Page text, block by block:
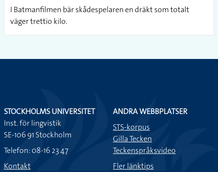
I Batmanfilmen bär skådespelaren en dräkt som totalt
väger trettio kilo.
STOCKHOLMS UNIVERSITET
Inst. för lingvistik
SE-106 91 Stockholm
Telefon: 08-16 23 47
Kontakt
ANDRA WEBBPLATSER
STS-korpus
Gilla Tecken
Teckenspråksvideo
Fler länktips